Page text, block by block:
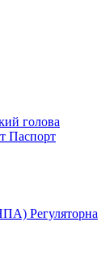
голова
Паспорт
Регуляторна